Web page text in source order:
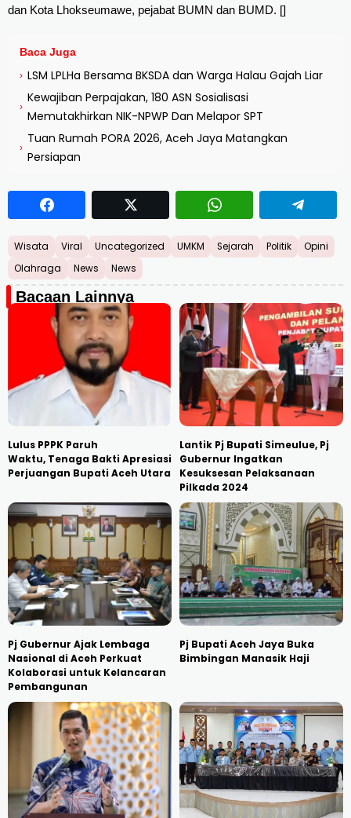
dan Kota Lhokseumawe, pejabat BUMN dan BUMD. []
Baca Juga
› LSM LPLHa Bersama BKSDA dan Warga Halau Gajah Liar
›
Kewajiban Perpajakan, 180 ASN Sosialisasi
Memutakhirkan NIK-NPWP Dan Melapor SPT
›
Tuan Rumah PORA 2026, Aceh Jaya Matangkan
Persiapan
Wisata Viral Uncategorized UMKM Sejarah Politik
Opini
Olahraga
News News
Bacaan Lainnya
Lulus PPPK Paruh
Waktu, Tenaga Bakti Apresiasi
Perjuangan Bupati Aceh Utara
Lantik Pj Bupati Simeulue, Pj
Gubernur Ingatkan
Kesuksesan Pelaksanaan
Pilkada 2024
Pj Gubernur Ajak Lembaga
Nasional di Aceh Perkuat
Kolaborasi untuk Kelancaran
Pembangunan
Pj Bupati Aceh Jaya Buka
Bimbingan Manasik Haji